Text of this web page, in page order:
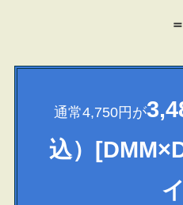
＝
通常4,750円が
込）